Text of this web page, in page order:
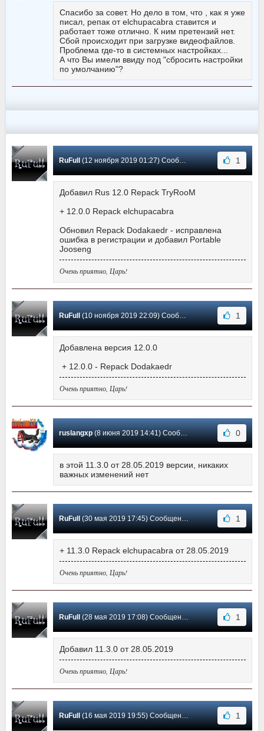
Спасибо за совет. Но дело в том, что , как я уже
писал, репак от elchupacabra ставится и
работает тоже отлично. К ним претензий нет.
Сбой происходит при загрузке видеофайлов.
Проблема где-то в системных настройках...
А что Вы имели ввиду под "сбросить настройки
по умолчанию"?
RuFull (12 ноября 2019 01:27) Сообщение #170 1
Добавил Rus 12.0 Repack TryRooM
+ 12.0.0 Repack elchupacabra
Обновил Repack Dodakaedr - исправлена
ошибка в регистрации и добавил Portable
Jooseng
Очень приятно, Царь!
RuFull (10 ноября 2019 22:09) Сообщение #169 1
Добавлена версия 12.0.0
+ 12.0.0 - Repack Dodakaedr
Очень приятно, Царь!
ruslangxp(8 июня 2019 14:41) Сообщение #168 0
в этой 11.3.0 от 28.05.2019 версии, никаких
важных изменений нет
RuFull (30 мая 2019 17:45) Сообщение #167 1
+ 11.3.0 Repack elchupacabra от 28.05.2019
Очень приятно, Царь!
RuFull (28 мая 2019 17:08) Сообщение #166 1
Добавил 11.3.0 от 28.05.2019
Очень приятно, Царь!
RuFull (16 мая 2019 19:55) Сообщение #165 1